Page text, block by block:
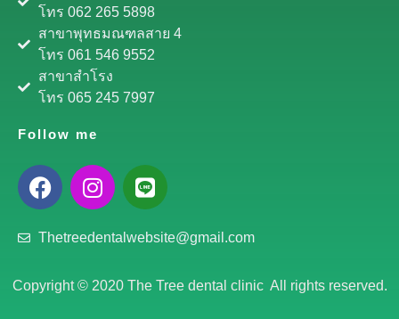
โทร 062 265 5898
สาขาพุทธมณฑลสาย 4
โทร 061 546 9552
สาขาสำโรง
โทร 065 245 7997
Follow me
Thetreedentalwebsite@gmail.com
Copyright © 2020 The Tree dental clinic All rights reserved.